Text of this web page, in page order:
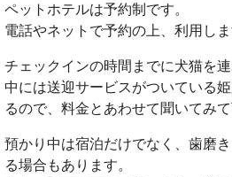
ペットホテルは予約制です。
電話やネットで予約の上、利用しま
チェックインの時間までに犬猫を連
中には送迎サービスがついている
るので、料金とあわせて聞いてみて
預かり中は宿泊だけでなく、歯磨
る場合もあります。